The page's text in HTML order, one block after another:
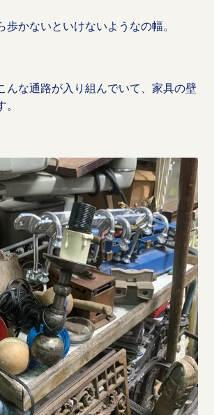
歩かないといけないようなの幅。
んな通路が入り組んでいて、家具の壁